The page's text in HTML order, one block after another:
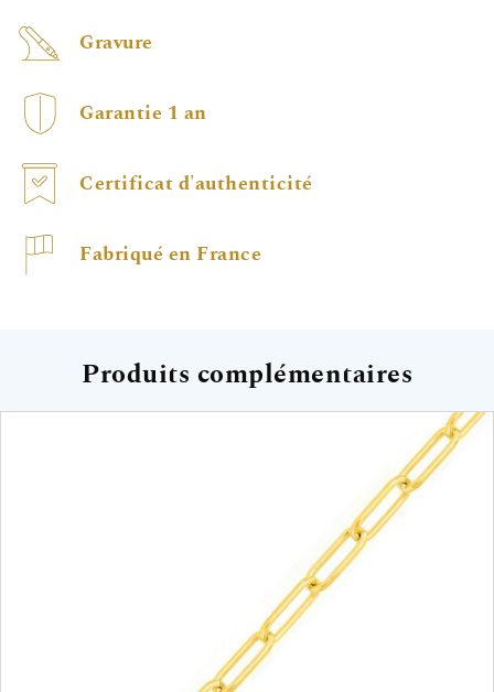
Gravure
Garantie 1 an
Certificat d'authenticité
Fabriqué en France
Produits complémentaires